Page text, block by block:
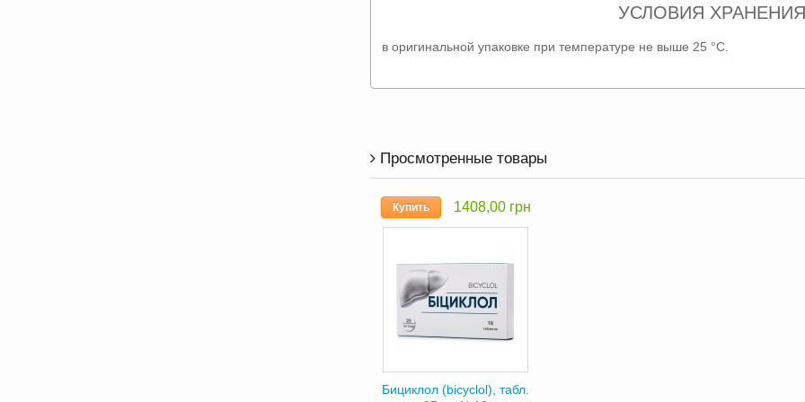
УСЛОВИЯ ХРАНЕНИЯ
в оригинальной упаковке при температуре не выше 25 °C.
Просмотренные товары
Купить 1408,00 грн
Бициклол (bicyclol), табл.